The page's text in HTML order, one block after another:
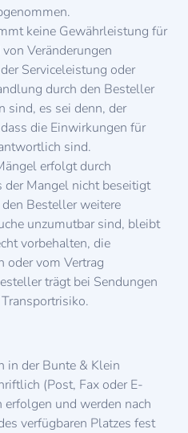
keine Gewährleistung für
Veränderungen
Serviceleistung oder
durch den Besteller
sind, es sei denn, der
die Einwirkungen für
sind.
erfolgt durch
der Mangel nicht beseitigt
Besteller weitere
unzumutbar sind, bleibt
vorbehalten, die
oder vom Vertrag
trägt bei Sendungen
in der Bunte & Klein
(Post, Fax oder E-
und werden nach
verfügbaren Platzes fest